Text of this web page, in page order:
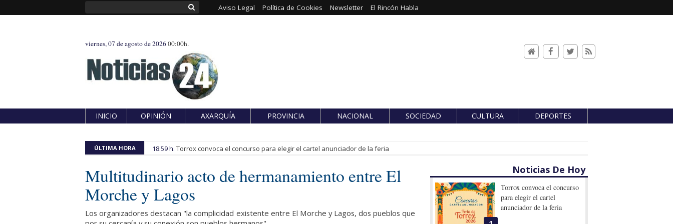
Aviso Legal Política de Cookies Newsletter El Rincón Habla
viernes, 07 de agosto de 202600:00h.
INICIO OPINIÓN AXARQUÍA PROVINCIA NACIONAL SOCIEDAD CULTURA DEPORTES
ÚLTIMA HORA 18:59 h. Torrox convoca el concurso para elegir el cartel anunciador de la feria
Multitudinario acto de hermanamiento entre El
Morche y Lagos
Los organizadores destacan "la complicidad existente entre El Morche y Lagos, dos pueblos que
Noticias De Hoy
Torrox convoca el concurso
para elegir el cartel
anunciador de la feria